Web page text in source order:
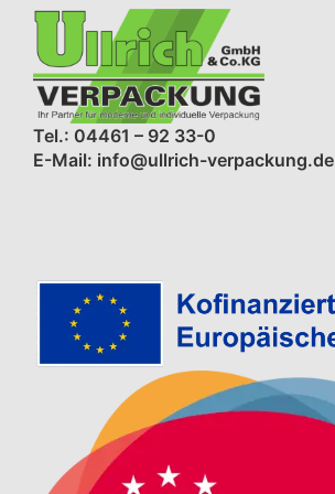
Tel.: 04461 – 92 33-0
E-Mail: info@ullrich-verpackung.de